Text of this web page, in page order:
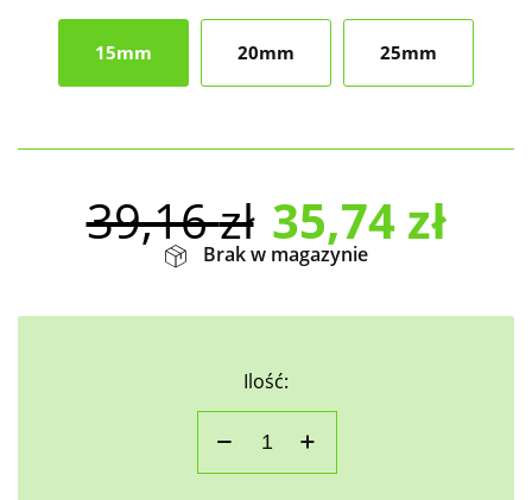
15mm 20mm 25mm
39,16zł 35,74 zł
Brak w magazynie
Ilość: